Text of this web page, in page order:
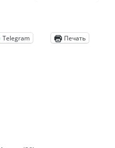
Telegram Печать